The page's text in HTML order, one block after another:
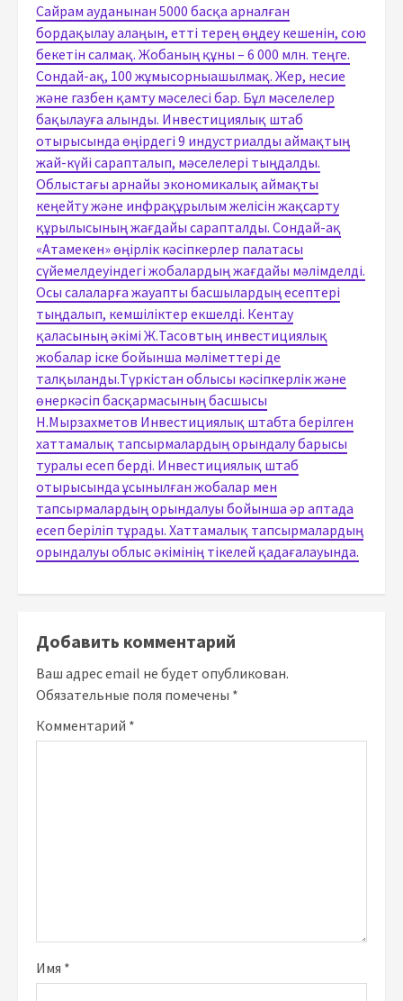
Сайрам ауданынан 5000 басқа арналған
бордақылау алаңын, етті терең өңдеу кешенін, сою
бекетін салмақ. Жобаның құны – 6 000 млн. теңге.
Сондай-ақ, 100 жұмысорныашылмақ. Жер, несие
және газбен қамту мәселесі бар. Бұл мәселелер
бақылауға алынды. Инвестициялық штаб
отырысында өңірдегі 9 индустриалды аймақтың
жай-күйі сарапталып, мәселелері тыңдалды.
Облыстағы арнайы экономикалық аймақты
кеңейту және инфрақұрылым желісін жақсарту
құрылысының жағдайы сарапталды. Сондай-ақ
«Атамекен» өңірлік кәсіпкерлер палатасы
сүйемелдеуіндегі жобалардың жағдайы мәлімделді.
Осы салаларға жауапты басшылардың есептері
тыңдалып, кемшіліктер екшелді. Кентау
қаласының әкімі Ж.Тасовтың инвестициялық
жобалар іске бойынша мәліметтері де
талқыланды.Түркістан облысы кәсіпкерлік және
өнеркәсіп басқармасының басшысы
Н.Мырзахметов Инвестициялық штабта берілген
хаттамалық тапсырмалардың орындалу барысы
туралы есеп берді. Инвестициялық штаб
отырысында ұсынылған жобалар мен
тапсырмалардың орындалуы бойынша әр аптада
есеп беріліп тұрады. Хаттамалық тапсырмалардың
орындалуы облыс әкімінің тікелей қадағалауында.
Добавить комментарий
Ваш адрес email не будет опубликован.
Обязательные поля помечены *
Комментарий *
Имя *